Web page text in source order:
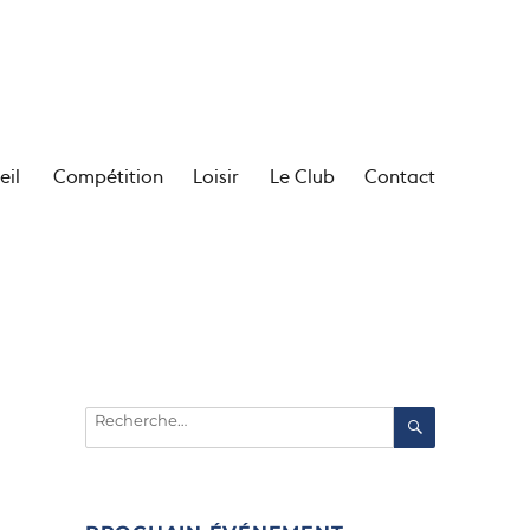
Compétition Loisir Le Club Contact
Recherche
pour :